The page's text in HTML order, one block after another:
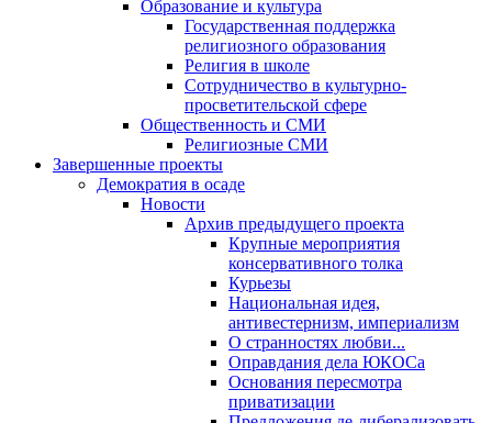
Образование и культура
Государственная поддержка
религиозного образования
Религия в школе
Сотрудничество в культурно-
просветительской сфере
Общественность и СМИ
Религиозные СМИ
Завершенные проекты
Демократия в осаде
Новости
Архив предыдущего проекта
Крупные мероприятия
консервативного толка
Курьезы
Национальная идея,
антивестернизм, империализм
О странностях любви...
Оправдания дела ЮКОСа
Основания пересмотра
приватизации